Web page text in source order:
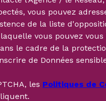
vous pouvez
de la liste
vous pouvez
le cadre de la
de Données
les Politiques de